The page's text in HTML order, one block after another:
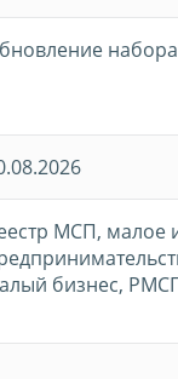
набора
МСП, малое
бизнес,